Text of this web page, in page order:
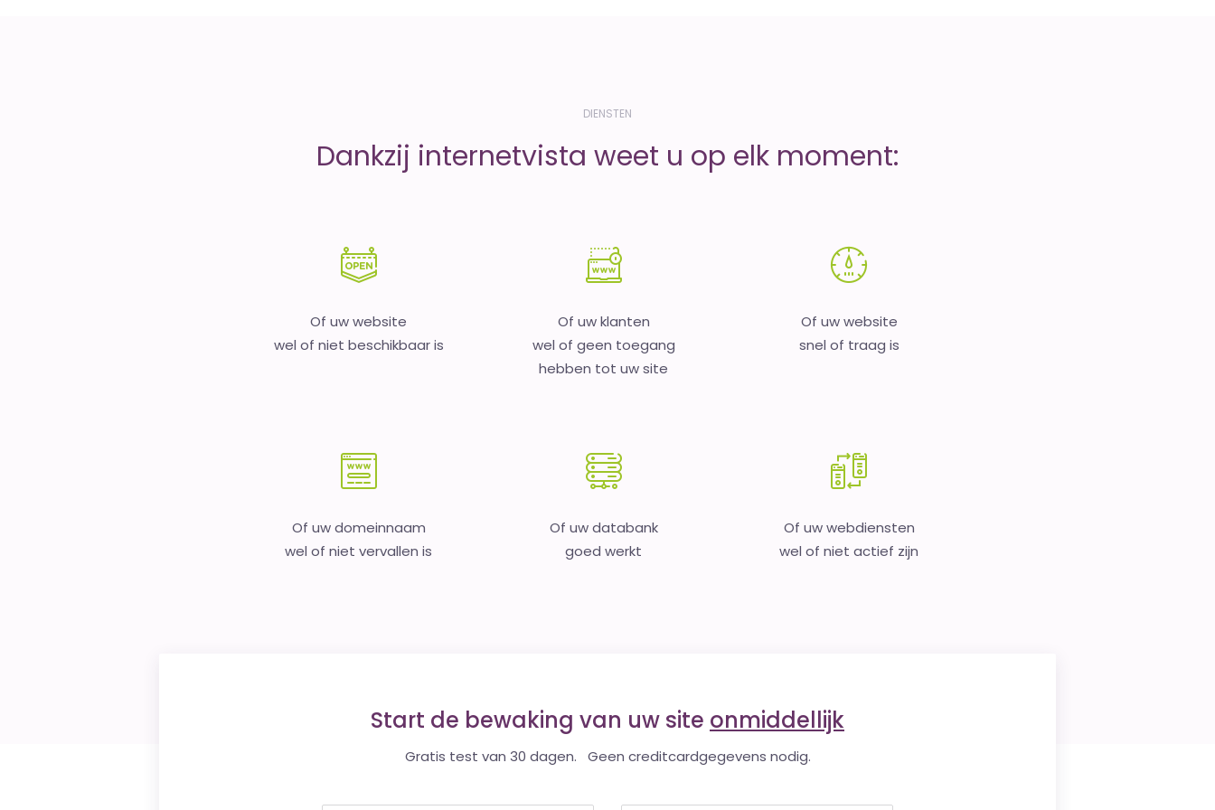
DIENSTEN
Dankzij internetvista weet u op elk moment:
Of uw website
wel of niet beschikbaar is
Of uw klanten
wel of geen toegang
hebben tot uw site
Of uw website
snel of traag is
Of uw domeinnaam
wel of niet vervallen is
Of uw databank
goed werkt
Of uw webdiensten
wel of niet actief zijn
Start de bewaking van uw site onmiddellijk
Gratis test van 30 dagen. Geen creditcardgegevens nodig.